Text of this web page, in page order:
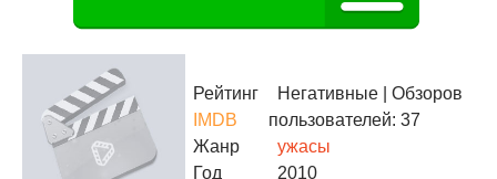
Рейтинг
IMDB
Негативные | Обзоров
пользователей: 37
Жанр
ужасы
Год
2010